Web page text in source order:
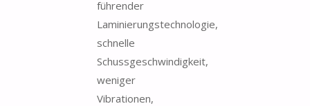
führender
Laminierungstechnologie,
schnelle
Schussgeschwindigkeit,
weniger
Vibrationen,